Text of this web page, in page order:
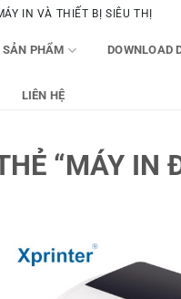
IN VÀ THIẾT BỊ SIÊU THỊ
PHẨM DOWNLOAD
LIÊN HỆ
“MÁY IN